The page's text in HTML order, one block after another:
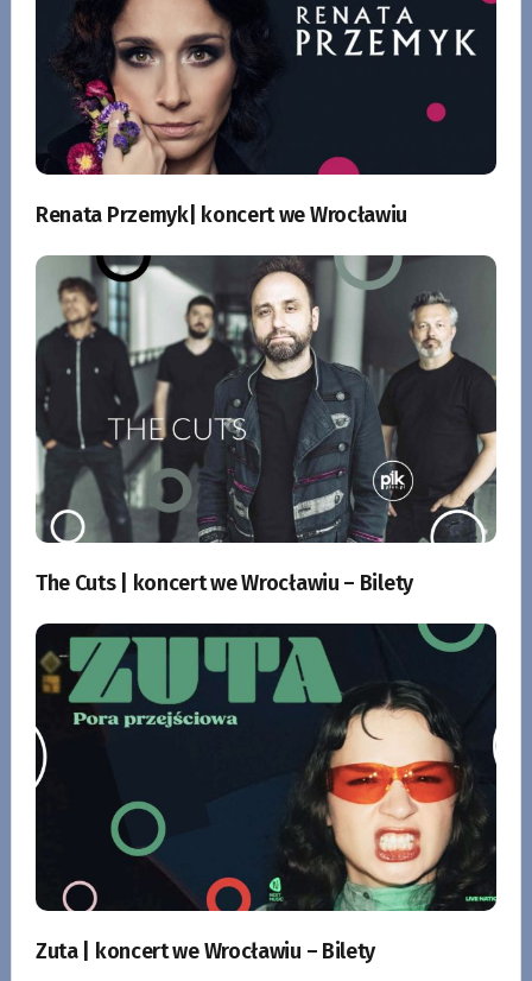
Renata Przemyk| koncert we Wrocławiu
The Cuts | koncert we Wrocławiu – Bilety
Zuta | koncert we Wrocławiu – Bilety